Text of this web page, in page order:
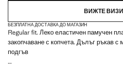
ВИЖТЕ
БЕЗПЛАТНА ДОСТАВКА ДО МАГАЗИН
Regular fit. Леко еластичен памучен
закопчаване с копчета. Дълъг ръкав с
подгъв